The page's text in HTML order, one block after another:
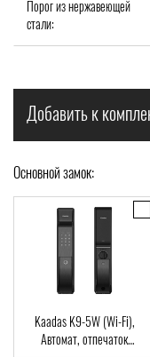
Порог из нержавеющей
стали:
Добавить к
Основной замок:
Kaadas K13-F
Lamborghini (медный),